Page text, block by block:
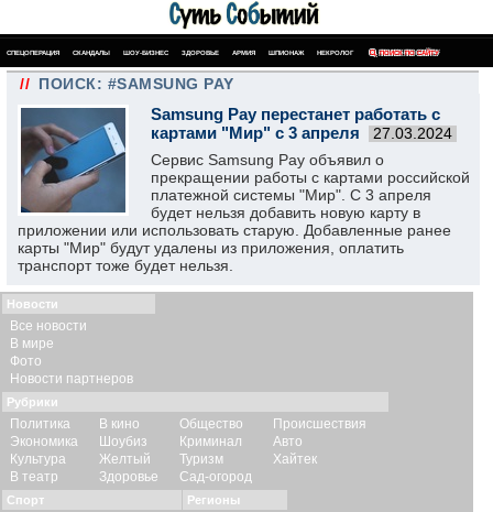
СПЕЦОПЕРАЦИЯ СКАНДАЛЫ ШОУ-БИЗНЕС ЗДОРОВЬЕ АРМИЯ ШПИОНАЖ НЕКРОЛОГ ПОИСК ПО САЙТУ
// ПОИСК: #SAMSUNG PAY
Samsung Pay перестанет работать с
картами "Мир" с 3 апреля
27.03.2024
Сервис Samsung Pay объявил о
прекращении работы с картами российской
платежной системы "Мир". С 3 апреля
будет нельзя добавить новую карту в
приложении или использовать старую. Добавленные ранее
карты "Мир" будут удалены из приложения, оплатить
транспорт тоже будет нельзя.
Новости
Все новости
В мире
Фото
Новости партнеров
Рубрики
Политика
Экономика
Культура
В театр
В кино
Шоубиз
Желтый
Здоровье
Общество
Криминал
Туризм
Сад-огород
Происшествия
Авто
Хайтек
Спорт Регионы